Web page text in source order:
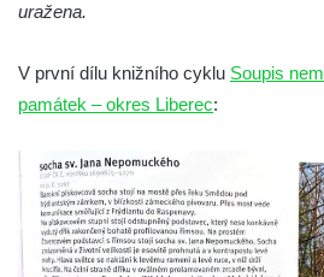
dominikánů v Českých Budějovicích
kláštera dominikánů v Českých
Budějovicích
Sousoší Kalvárie před klášterem
dominikánů u Piaristického náměstí v
Českých Budějovicích
Socha svatého Václava u pramene v
uražena.
V první dílu knižního cyklu Soupis
památek – okres Liberec: